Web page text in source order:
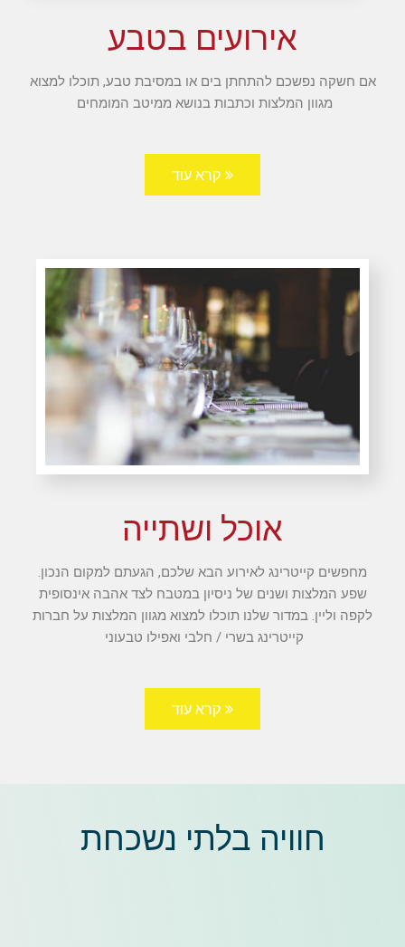
אירועים בטבע
אם חשקה נפשכם להתחתן בים או במסיבת טבע, תוכלו למצוא
מגוון המלצות וכתבות בנושא ממיטב המומחים
קרא עוד
אוכל ושתייה
מחפשים קייטרינג לאירוע הבא שלכם, הגעתם למקום הנכון.
שפע המלצות ושנים של ניסיון במטבח לצד אהבה אינסופית
לקפה וליין. במדור שלנו תוכלו למצוא מגוון המלצות על חברות
קייטרינג בשרי / חלבי ואפילו טבעוני
קרא עוד
חוויה בלתי נשכחת